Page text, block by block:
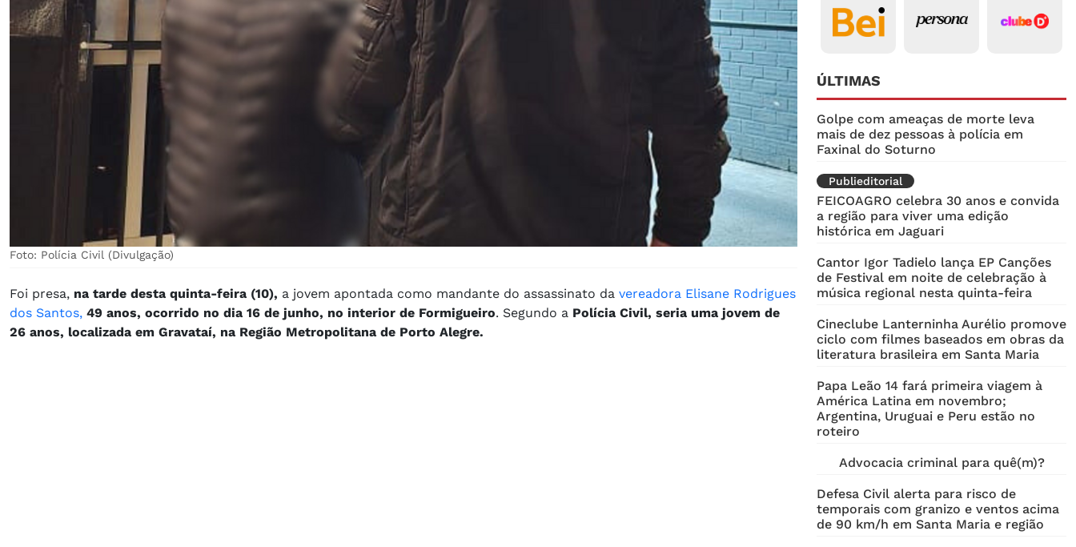
Foto: Polícia Civil (Divulgação)
Foi presa, na tarde desta quinta-feira (10), a jovem apontada como mandante do assassinato da vereadora Elisane Rodrigues
dos Santos, 49 anos, ocorrido no dia 16 de junho, no interior de Formigueiro. Segundo a Polícia Civil, seria uma jovem de
26 anos, localizada em Gravataí, na Região Metropolitana de Porto Alegre.
ÚLTIMAS
Golpe com ameaças de morte leva
mais de dez pessoas à polícia em
Faxinal do Soturno
Publieditorial
FEICOAGRO celebra 30 anos e convida
a região para viver uma edição
histórica em Jaguari
Cantor Igor Tadielo lança EP Canções
de Festival em noite de celebração à
música regional nesta quinta-feira
Cineclube Lanterninha Aurélio promove
ciclo com filmes baseados em obras da
literatura brasileira em Santa Maria
Papa Leão 14 fará primeira viagem à
América Latina em novembro;
Argentina, Uruguai e Peru estão no
roteiro
Advocacia criminal para quê(m)?
Defesa Civil alerta para risco de
temporais com granizo e ventos acima
de 90 km/h em Santa Maria e região